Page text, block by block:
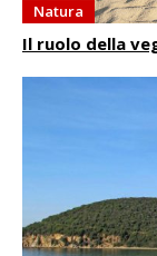
Natura
Il ruolo della